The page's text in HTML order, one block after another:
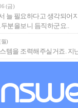
(금)
늘 필요하다고 생각되어
분을보니 듬직하군요..
월)
템을 조력해주실거죠. 지